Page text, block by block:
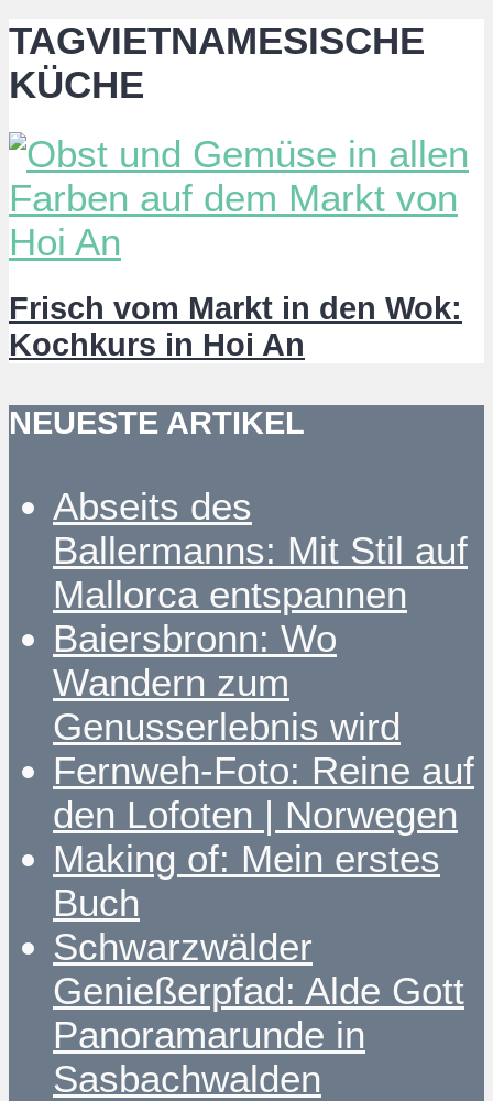
TAGVIETNAMESISCHE
KÜCHE
Frisch vom Markt in den Wok:
Kochkurs in Hoi An
NEUESTE ARTIKEL
Abseits des
Ballermanns: Mit Stil auf
Mallorca entspannen
Baiersbronn: Wo
Wandern zum
Genusserlebnis wird
Fernweh-Foto: Reine auf
den Lofoten | Norwegen
Making of: Mein erstes
Buch
Schwarzwälder
Genießerpfad: Alde Gott
Panoramarunde in
Sasbachwalden